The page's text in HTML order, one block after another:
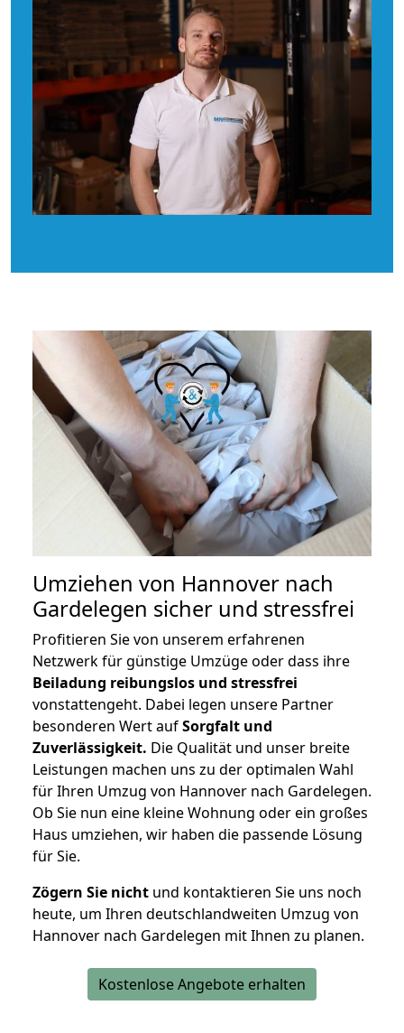
Umziehen von Hannover nach
Gardelegen sicher und stressfrei
Profitieren Sie von unserem erfahrenen
Netzwerk für günstige Umzüge oder dass ihre
Beiladung reibungslos und stressfrei
vonstattengeht. Dabei legen unsere Partner
besonderen Wert aufSorgfalt und
Zuverlässigkeit. Die Qualität und unser breite
Leistungen machen uns zu der optimalen Wahl
für Ihren Umzug von Hannover nach Gardelegen.
Ob Sie nun eine kleine Wohnung oder ein großes
Haus umziehen, wir haben die passende Lösung
für Sie.
Zögern Sie nicht und kontaktieren Sie uns noch
heute, um Ihren deutschlandweiten Umzug von
Hannover nach Gardelegen mit Ihnen zu planen.
Kostenlose Angebote erhalten